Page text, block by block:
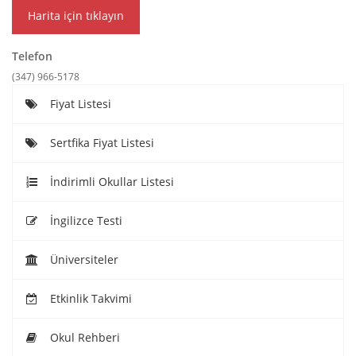
Harita için tıklayın
Telefon
(347) 966-5178
Fiyat Listesi
Sertfika Fiyat Listesi
İndirimli Okullar Listesi
İngilizce Testi
Üniversiteler
Etkinlik Takvimi
Okul Rehberi